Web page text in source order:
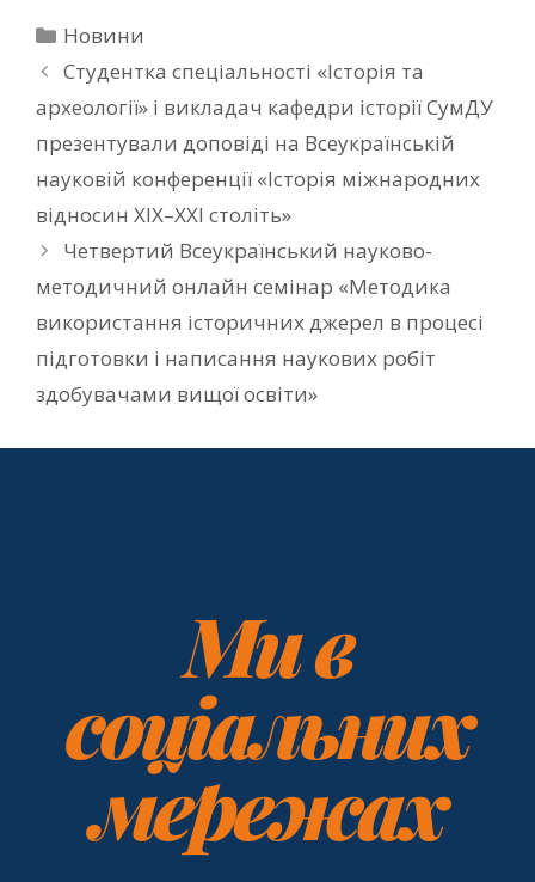
Новини
Студентка спеціальності «Історія та
археології» і викладач кафедри історії СумДУ
презентували доповіді на Всеукраїнській
науковій конференції «Історія міжнародних
відносин XIX–XXI століть»
Четвертий Всеукраїнський науково-
методичний онлайн семінар «Методика
використання історичних джерел в процесі
підготовки і написання наукових робіт
здобувачами вищої освіти»
Ми в
соціальних
мережах